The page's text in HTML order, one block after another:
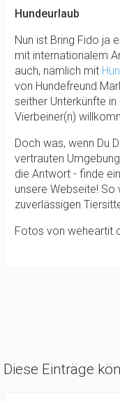
Hundeurlaub
Nun ist Bring Fido ja
mit internationalem
auch, nämlich mit
von Hundefreund
seither Unterkünfte
Vierbeiner(n)
Doch was, wenn Du
vertrauten
die Antwort - finde
unsere Webseite! So
zuverlässigen
Fotos von
Diese Einträge